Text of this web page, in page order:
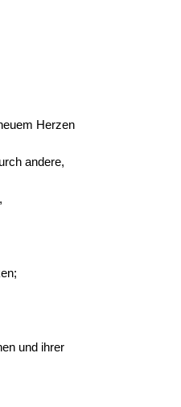
Herzen
andere,
und ihrer